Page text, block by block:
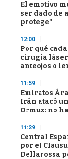
El emotivo
ser dado de
protege"
12:00
Por qué
cirugía láser
anteojos o
11:59
Emiratos
Irán atacó
Ormuz: no
11:29
Central
por el
Dellarossa